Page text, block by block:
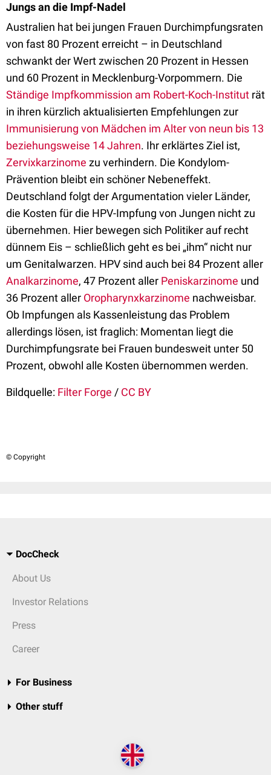
Jungs an die Impf-Nadel
Australien hat bei jungen Frauen Durchimpfungsraten
von fast 80 Prozent erreicht – in Deutschland
schwankt der Wert zwischen 20 Prozent in Hessen
und 60 Prozent in Mecklenburg-Vorpommern. Die
Ständige Impfkommission am Robert-Koch-Institut rät
in ihren kürzlich aktualisierten Empfehlungen zur
Immunisierung von Mädchen im Alter von neun bis 13
beziehungsweise 14 Jahren. Ihr erklärtes Ziel ist,
Zervixkarzinome zu verhindern. Die Kondylom-
Prävention bleibt ein schöner Nebeneffekt.
Deutschland folgt der Argumentation vieler Länder,
die Kosten für die HPV-Impfung von Jungen nicht zu
übernehmen. Hier bewegen sich Politiker auf recht
dünnem Eis – schließlich geht es bei „ihm“ nicht nur
um Genitalwarzen. HPV sind auch bei 84 Prozent aller
Analkarzinome, 47 Prozent aller Peniskarzinome und
36 Prozent aller Oropharynxkarzinome nachweisbar.
Ob Impfungen als Kassenleistung das Problem
allerdings lösen, ist fraglich: Momentan liegt die
Durchimpfungsrate bei Frauen bundesweit unter 50
Prozent, obwohl alle Kosten übernommen werden.
Bildquelle: Filter Forge / CC BY
© Copyright
DocCheck
About Us
Investor Relations
Press
Career
For Business
Other stuff